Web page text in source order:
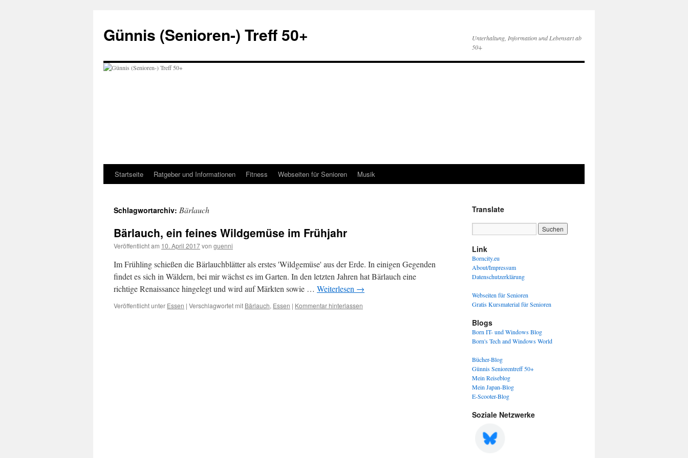
springen
Günnis (Senioren-) Treff 50+
Unterhaltung, Information und Lebensart ab
50+
Startseite Ratgeber und Informationen Fitness Webseiten für Senioren Musik
Schlagwortarchiv: Bärlauch
Bärlauch, ein feines Wildgemüse im Frühjahr
Veröffentlicht am 10. April 2017von guenni
Im Frühling schießen die Bärlauchblätter als erstes 'Wildgemüse' aus der Erde. In einigen Gegenden
findet es sich in Wäldern, bei mir wächst es im Garten. In den letzten Jahren hat Bärlauch eine
richtige Renaissance hingelegt und wird auf Märkten sowie … Weiterlesen →
Veröffentlicht unter Essen | Verschlagwortet mit Bärlauch, Essen | Kommentar hinterlassen
Translate
Link
Borncity.eu
About/Impressum
Datenschutzerklärung
Webseiten für Senioren
Gratis Kursmaterial für Senioren
Blogs
Born IT- und Windows Blog
Born's Tech and Windows World
Bücher-Blog
Günnis Seniorentreff 50+
Mein Reiseblog
Mein Japan-Blog
E-Scooter-Blog
Soziale Netzwerke